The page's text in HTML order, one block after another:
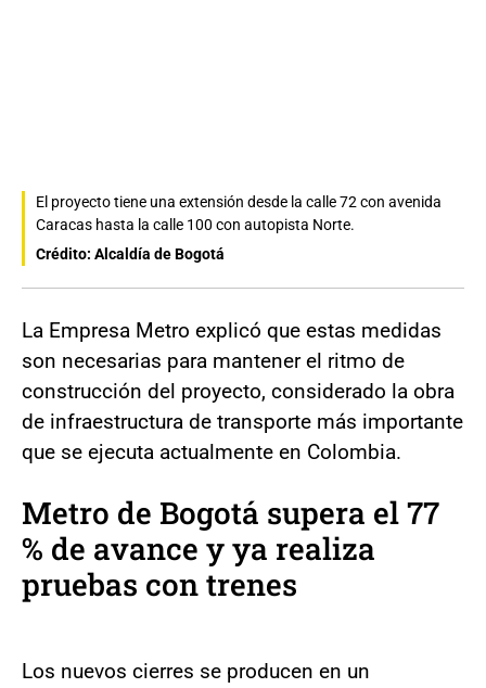
El proyecto tiene una extensión desde la calle 72 con avenida
Caracas hasta la calle 100 con autopista Norte.
Crédito: Alcaldía de Bogotá
La Empresa Metro explicó que estas medidas
son necesarias para mantener el ritmo de
construcción del proyecto, considerado la obra
de infraestructura de transporte más importante
que se ejecuta actualmente en Colombia.
Metro de Bogotá supera el 77
% de avance y ya realiza
pruebas con trenes
Los nuevos cierres se producen en un